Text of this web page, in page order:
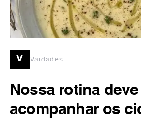
v Vaidades
Nossa rotina deve
acompanhar os